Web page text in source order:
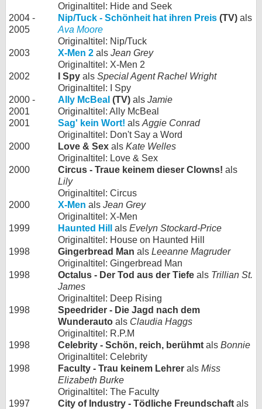
Originaltitel: Hide and Seek
2004 -
2005
Nip/Tuck - Schönheit hat ihren Preis (TV) als
Ava Moore
Originaltitel: Nip/Tuck
2003
X-Men 2 als Jean Grey
Originaltitel: X-Men 2
2002
I Spy als Special Agent Rachel Wright
Originaltitel: I Spy
2000 -
2001
Ally McBeal (TV) als Jamie
Originaltitel: Ally McBeal
2001
Sag' kein Wort! als Aggie Conrad
Originaltitel: Don't Say a Word
2000
Love & Sex als Kate Welles
Originaltitel: Love & Sex
2000
Circus - Traue keinem dieser Clowns! als
Lily
Originaltitel: Circus
2000
X-Men als Jean Grey
Originaltitel: X-Men
1999
Haunted Hill als Evelyn Stockard-Price
Originaltitel: House on Haunted Hill
1998
Gingerbread Man als Leeanne Magruder
Originaltitel: Gingerbread Man
1998
Octalus - Der Tod aus der Tiefe als Trillian St.
James
Originaltitel: Deep Rising
1998
Speedrider - Die Jagd nach dem
Wunderauto als Claudia Haggs
Originaltitel: R.P.M
1998
Celebrity - Schön, reich, berühmt als Bonnie
Originaltitel: Celebrity
1998
Faculty - Trau keinem Lehrer als Miss
Elizabeth Burke
Originaltitel: The Faculty
1997
City of Industry - Tödliche Freundschaft als